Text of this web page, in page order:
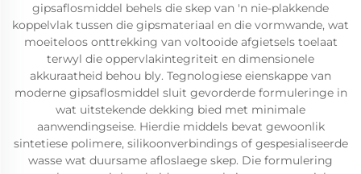
gipsaflosmiddel behels die skep van 'n nie-plakkende
koppelvlak tussen die gipsmateriaal en die vormwande, wat
moeiteloos onttrekking van voltooide afgietsels toelaat
terwyl die oppervlakintegriteit en dimensionele
akkuraatheid behou bly. Tegnologiese eienskappe van
moderne gipsaflosmiddel sluit gevorderde formuleringe in
wat uitstekende dekking bied met minimale
aanwendingseise. Hierdie middels bevat gewoonlik
sintetiese polimere, silikoonverbindings of gespesialiseerde
wasse wat duursame afloslaege skep. Die formulering